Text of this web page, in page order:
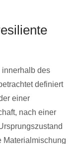
des
definiert
einer
nach einer
Materialmischung